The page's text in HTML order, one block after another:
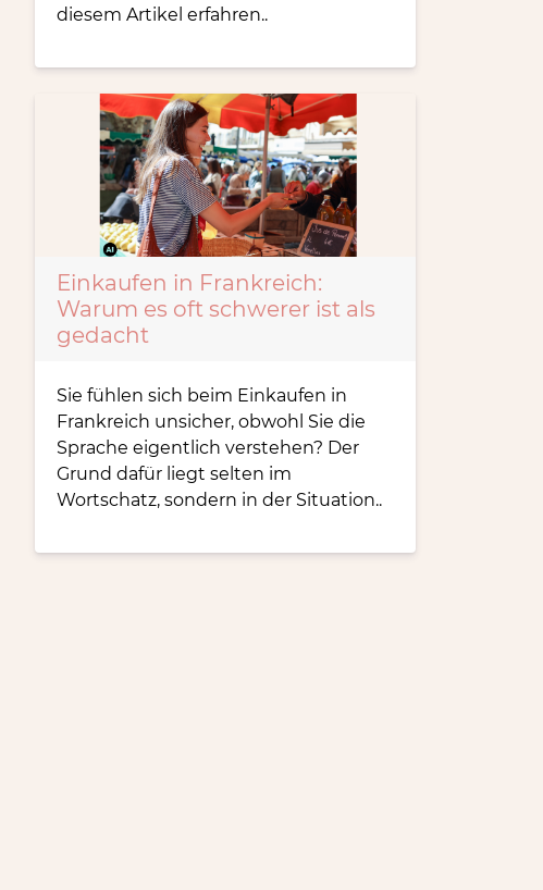
diesem Artikel erfahren..
Einkaufen in Frankreich:
Warum es oft schwerer ist als
gedacht
Sie fühlen sich beim Einkaufen in
Frankreich unsicher, obwohl Sie die
Sprache eigentlich verstehen? Der
Grund dafür liegt selten im
Wortschatz, sondern in der Situation..